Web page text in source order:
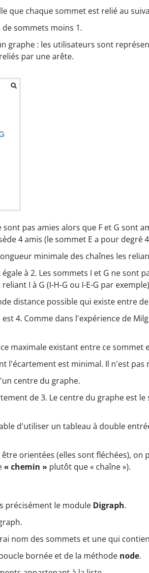
que chaque sommet est relié au
sommets moins 1.
graphe : les utilisateurs sont
par une arête.
pas amies alors que F et G sont
4 amis (le sommet E a pour degré
minimale des chaînes les
à 2. Les sommets I et G ne sont
I à G (I-H-G ou I-E-G par
distance possible qui existe entre
4. Comme dans l'expérience de
maximale existant entre ce sommet
l'écartement est minimal. Il n'est pas
centre du graphe.
de 3. Le centre du graphe est
d'utiliser un tableau à double
être orientées (elles sont fléchées),
« chemin » plutôt que « chaîne »).
précisément le module Digraph.
nom des sommets et une qui
bornée et de la méthode node.